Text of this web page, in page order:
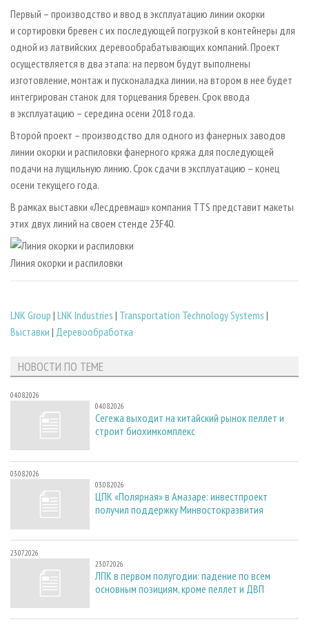
Первый – производство и ввод в эксплуатацию линии окорки
и сортировки бревен с их последующей погрузкой в контейнеры для
одной из латвийских деревообрабатывающих компаний. Проект
осуществляется в два этапа: на первом будут выполнены
изготовление, монтаж и пусконаладка линии, на втором в нее будет
интегрирован станок для торцевания бревен. Срок ввода
в эксплуатацию – середина осени 2018 года.
Второй проект – производство для одного из фанерных заводов
линии окорки и распиловки фанерного кряжа для последующей
подачи на лущильную линию. Срок сдачи в эксплуатацию – конец
осени текущего года.
В рамках выставки «Лесдревмаш» компания TTS представит макеты
этих двух линий на своем стенде 23F40.
Линия окорки и распиловки
LNK Group | LNK Industries | Transportation Technology Systems |
Выставки | Деревообработка
НОВОСТИ ПО ТЕМЕ
04.08.2026
04.08.2026
Сегежа выходит на китайский рынок пеллет и
строит биохимкомплекс
03.08.2026
03.08.2026
ЦПК «Полярная» в Амазаре: инвестпроект
получил поддержку Минвостокразвития
23.07.2026
23.07.2026
ЛПК в первом полугодии: падение по всем
основным позициям, кроме пеллет и ДВП